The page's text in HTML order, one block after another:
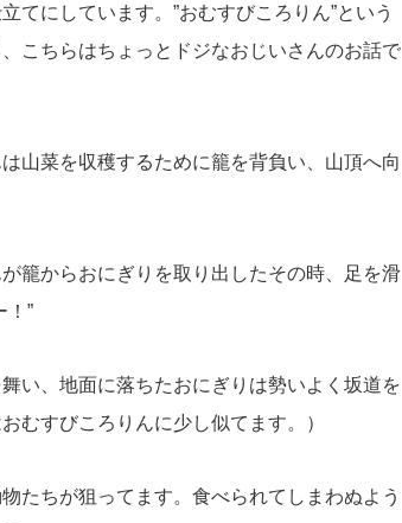
てにしています。”おむすびころりん”という
こちらはちょっとドジなおじいさんのお話で
山菜を収穫するために籠を背負い、山頂へ向
籠からおにぎりを取り出したその時、足を滑
！”
い、地面に落ちたおにぎりは勢いよく坂道を
むすびころりんに少し似てます。）
たちが狙ってます。食べられてしまわぬよう